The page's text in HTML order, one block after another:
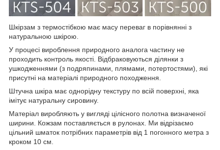
Шкірзам з термостібкою має масу переваг в порівнянні з
натуральною шкірою.
У процесі вироблення природного аналога частину не
проходить контроль якості. Відбраковуються ділянки з
ушкодженнями (з подряпинами, плямами, потертостями), які
присутні на матеріалі природного походження.
Штучна шкіра має однорідну текстуру по всій поверхні, яка
імітує натуральну сировину.
Матеріал виробляють у вигляді цілісного полотна визначеної
ширини. Кожзам поставляється в рулонах. Ми відрізаємо
цільний шматок потрібних параметрів від 1 погонного метра з
кроком 10 см.